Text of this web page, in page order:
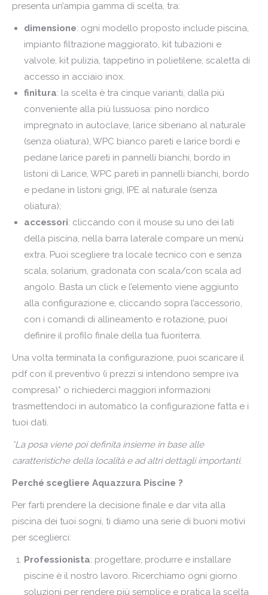
presenta un’ampia gamma di scelta, tra:
dimensione: ogni modello proposto include piscina,
impianto filtrazione maggiorato, kit tubazioni e
valvole, kit pulizia, tappetino in polietilene, scaletta di
accesso in acciaio inox.
finitura: la scelta è tra cinque varianti, dalla più
conveniente alla più lussuosa: pino nordico
impregnato in autoclave, larice siberiano al naturale
(senza oliatura), WPC bianco pareti e larice bordi e
pedane larice pareti in pannelli bianchi, bordo in
listoni di Larice, WPC pareti in pannelli bianchi, bordo
e pedane in listoni grigi, IPE al naturale (senza
oliatura);
accessori: cliccando con il mouse su uno dei lati
della piscina, nella barra laterale compare un menù
extra. Puoi scegliere tra locale tecnico con e senza
scala, solarium, gradonata con scala/con scala ad
angolo. Basta un click e l’elemento viene aggiunto
alla configurazione e, cliccando sopra l’accessorio,
con i comandi di allineamento e rotazione, puoi
definire il profilo finale della tua fuoriterra.
Una volta terminata la configurazione, puoi scaricare il
pdf con il preventivo (i prezzi si intendono sempre iva
compresa)* o richiederci maggiori informazioni
trasmettendoci in automatico la configurazione fatta e i
tuoi dati.
*La posa viene poi definita insieme in base alle
caratteristiche della località e ad altri dettagli importanti.
Perché scegliere Aquazzura Piscine ?
Per farti prendere la decisione finale e dar vita alla
piscina dei tuoi sogni, ti diamo una serie di buoni motivi
per sceglierci:
Professionista: progettare, produrre e installare
piscine è il nostro lavoro. Ricerchiamo ogni giorno
soluzioni per rendere più semplice e pratica la scelta